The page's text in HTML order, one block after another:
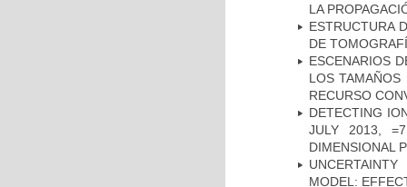
LA
ESTRUCTURA
DE
ESCENARIOS
LOS TAMAÑOS
RECURSO
DETECTING
JULY 2013,
DIMENSIONAL
MODEL: